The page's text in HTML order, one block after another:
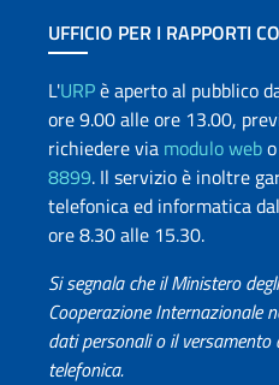
UFFICIO PER I RAPPORTI
L'URPè aperto al pubblico
ore 9.00 alle ore 13.00,
richiedere via modulo web
8899. Il servizio è inoltre
telefonica ed informatica
ore 8.30 alle 15.30.
Si segnala che il Ministero
Cooperazione Internazionale
dati personali o il
telefonica.